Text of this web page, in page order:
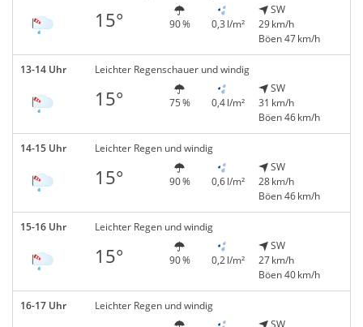
15° 90 % 0,3 l/m²
SW
29 km/h
Böen 47 km/h
13-14 Uhr Leichter Regenschauer und windig
15° 75 % 0,4 l/m²
SW
31 km/h
Böen 46 km/h
14-15 Uhr Leichter Regen und windig
15° 90 % 0,6 l/m²
SW
28 km/h
Böen 46 km/h
15-16 Uhr Leichter Regen und windig
15° 90 % 0,2 l/m²
SW
27 km/h
Böen 40 km/h
16-17 Uhr Leichter Regen und windig
SW